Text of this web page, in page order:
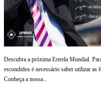
Descubra a próxima Estrela Mundial.
escondidos é necessário saber utilizar as
Conheça a nossa...